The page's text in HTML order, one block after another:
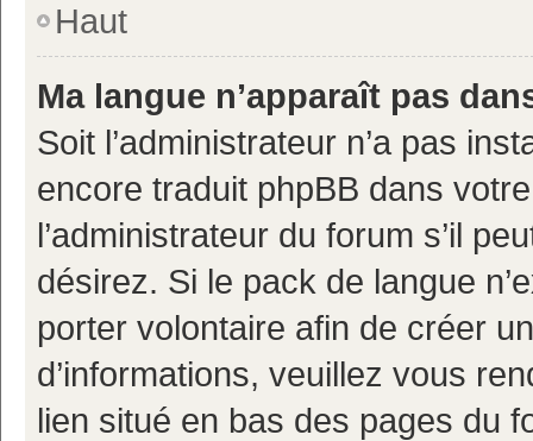
Haut
Ma langue n’apparaît pas
Soit l’administrateur n’a pas
encore traduit phpBB dans
l’administrateur du forum s’il
désirez. Si le pack de langue
porter volontaire afin de créer
d’informations, veuillez vous
lien situé en bas des pages du